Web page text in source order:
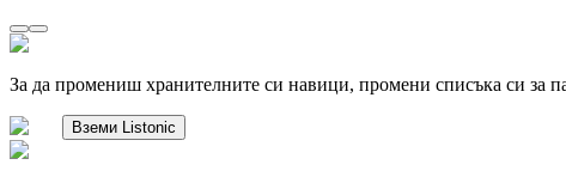
За да промениш хранителните си навици, промени списъка си за
Вземи Listonic